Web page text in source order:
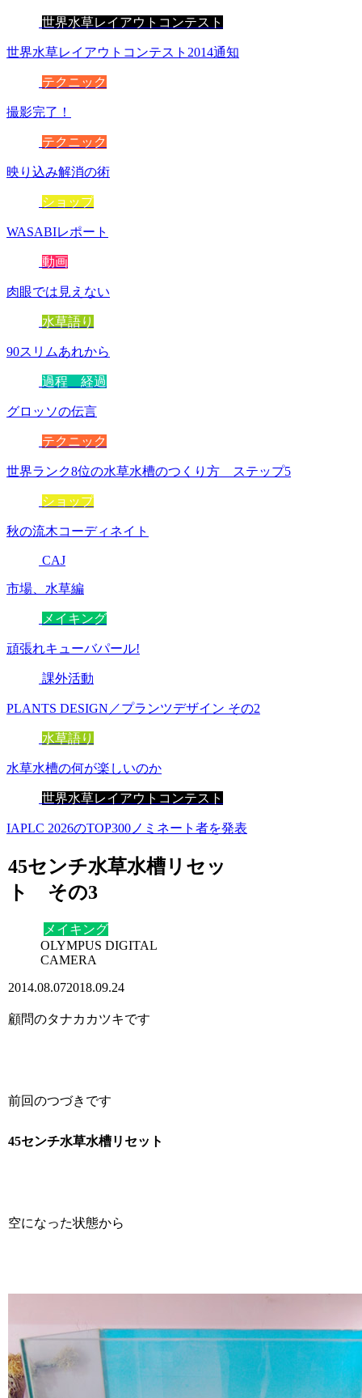
世界水草レイアウトコンテスト
世界水草レイアウトコンテスト2014通知
テクニック
撮影完了！
テクニック
映り込み解消の術
ショップ
WASABIレポート
動画
肉眼では見えない
水草語り
90スリムあれから
過程 経過
グロッソの伝言
テクニック
世界ランク8位の水草水槽のつくり方 ステップ5
ショップ
秋の流木コーディネイト
CAJ
市場、水草編
メイキング
頑張れキューバパール!
課外活動
PLANTS DESIGN／プランツデザイン その2
水草語り
水草水槽の何が楽しいのか
世界水草レイアウトコンテスト
IAPLC 2026のTOP300ノミネート者を発表
45センチ水草水槽リセッ
ト その3
メイキング
OLYMPUS DIGITAL
CAMERA
2014.08.072018.09.24
顧問のタナカカツキです
前回のつづきです
45センチ水草水槽リセット
空になった状態から